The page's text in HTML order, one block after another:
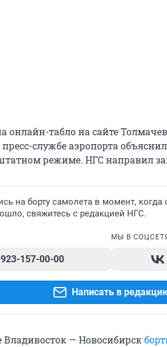
онлайн-табло на сайте
службе аэропорта
режиме. НГС направил
на борту самолета в момент,
свяжитесь с редакцией НГС.
157-00-00
МЫ В
Написать в
Владивосток — Новосибирск